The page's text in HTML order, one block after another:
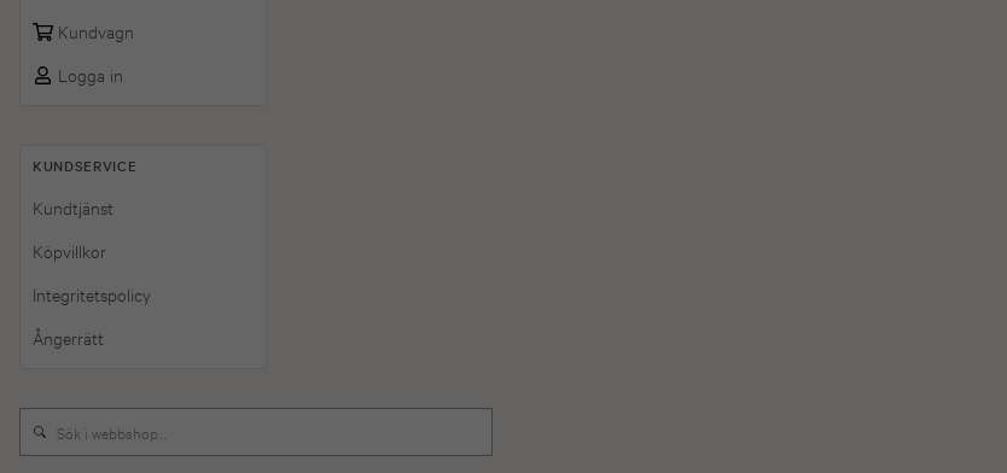
Kundvagn
Logga in
KUNDSERVICE
Kundtjänst
Köpvillkor
Integritetspolicy
Ångerrätt